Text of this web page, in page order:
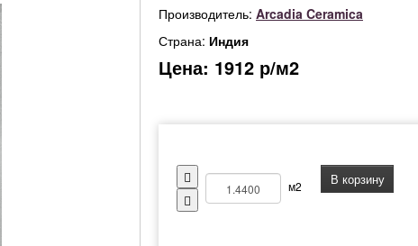
Производитель: Arcadia Ceramica
Страна: Индия
Цена: 1912 р/м2
м2 В корзину